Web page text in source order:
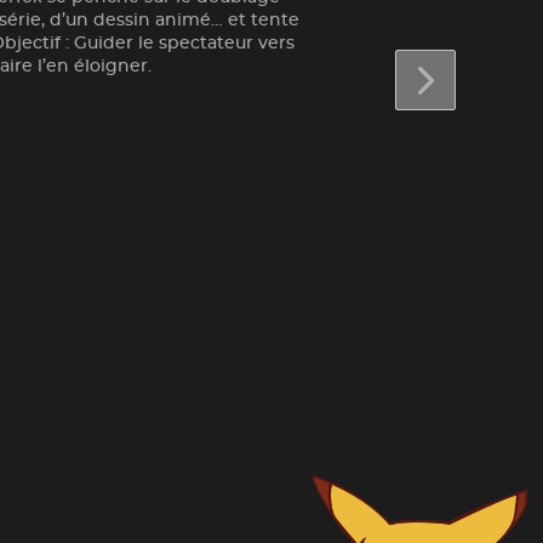
d’un dessin animé… et tente
: Guider le spectateur vers
l’en éloigner.